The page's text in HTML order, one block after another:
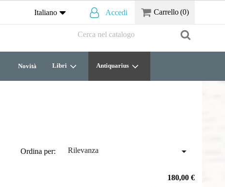
Italiano Accedi Carrello(0)
Novità Libri Antiquarius
Ordina per: Rilevanza 
Prezzo
180,00 €